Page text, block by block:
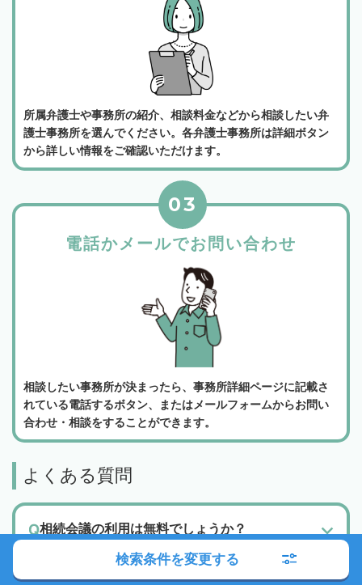
所属弁護士や事務所の紹介、相談料金などから相談したい弁
護士事務所を選んでください。各弁護士事務所は詳細ボタン
から詳しい情報をご確認いただけます。
電話かメールでお問い合わせ
03
相談したい事務所が決まったら、事務所詳細ページに記載さ
れている電話するボタン、またはメールフォームからお問い
合わせ・相談をすることができます。
よくある質問
相続会議の利用は無料でしょうか？
弁護士検索・税理士検索・司法書士検索、どの
機能を使って専門家に相談すればいいでしょう
検索条件を変更する